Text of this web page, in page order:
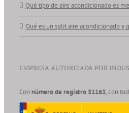
Qué tipo de aire acondicionado es
Qué es un split aire acondicionado y
EMPRESA AUTORIZADA POR
Con número de registro 51163, con